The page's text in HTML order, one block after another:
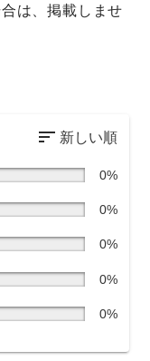
は、掲載しませ
0%
0%
0%
0%
0%